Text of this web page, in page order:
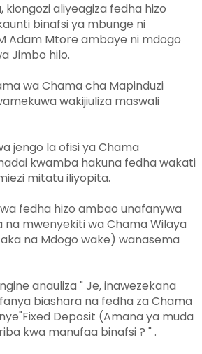
aliyeagiza fedha hizo
binafsi ya mbunge ni
Adam Mtore ambaye ni mdogo
Jimbo hilo.
wa Chama cha Mapinduzi
wakijiuliza maswali
jengo la ofisi ya Chama
kwamba hakuna fedha wakati
mitatu iliyopita.
fedha hizo ambao unafanywa
mwenyekiti wa Chama Wilaya
na Mdogo wake) wanasema
anauliza " Je, inawezekana
biashara na fedha za Chama
Deposit (Amana ya muda
kwa manufaa binafsi ? " .